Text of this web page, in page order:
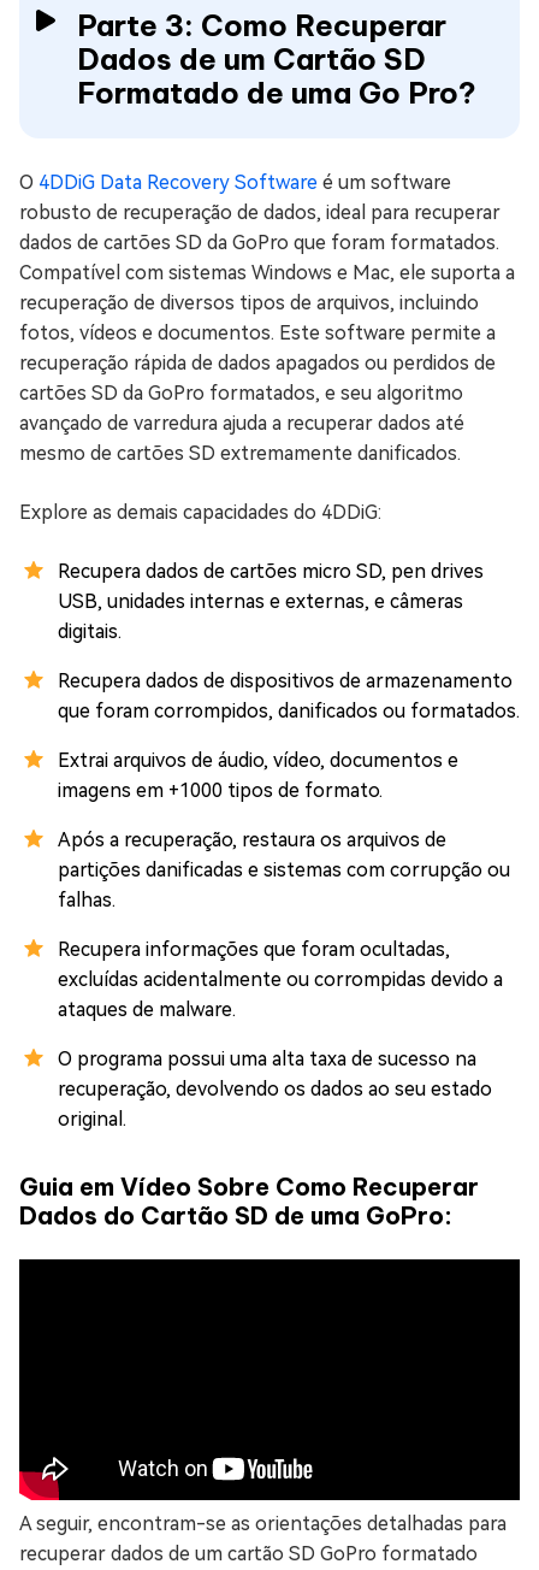
Parte 3: Como Recuperar
Dados de um Cartão SD
Formatado de uma Go Pro?
O 4DDiG Data Recovery Software é um software
robusto de recuperação de dados, ideal para recuperar
dados de cartões SD da GoPro que foram formatados.
Compatível com sistemas Windows e Mac, ele suporta a
recuperação de diversos tipos de arquivos, incluindo
fotos, vídeos e documentos. Este software permite a
recuperação rápida de dados apagados ou perdidos de
cartões SD da GoPro formatados, e seu algoritmo
avançado de varredura ajuda a recuperar dados até
mesmo de cartões SD extremamente danificados.
Explore as demais capacidades do 4DDiG:
Recupera dados de cartões micro SD, pen drives
USB, unidades internas e externas, e câmeras
digitais.
Recupera dados de dispositivos de armazenamento
que foram corrompidos, danificados ou formatados.
Extrai arquivos de áudio, vídeo, documentos e
imagens em +1000 tipos de formato.
Após a recuperação, restaura os arquivos de
partições danificadas e sistemas com corrupção ou
falhas.
Recupera informações que foram ocultadas,
excluídas acidentalmente ou corrompidas devido a
ataques de malware.
O programa possui uma alta taxa de sucesso na
recuperação, devolvendo os dados ao seu estado
original.
Guia em Vídeo Sobre Como Recuperar
Dados do Cartão SD de uma GoPro:
A seguir, encontram-se as orientações detalhadas para
recuperar dados de um cartão SD GoPro formatado